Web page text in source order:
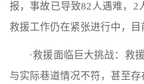
报，事故已导致‌82人遇难，2
救援工作仍在紧张进行中，目
·救援面临巨大挑战‌：救
与实际巷道情况不符‌，甚至